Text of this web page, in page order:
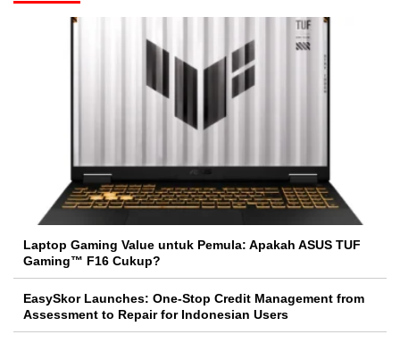
Laptop Gaming Value untuk Pemula: Apakah ASUS TUF
Gaming™ F16 Cukup?
EasySkor Launches: One-Stop Credit Management from
Assessment to Repair for Indonesian Users